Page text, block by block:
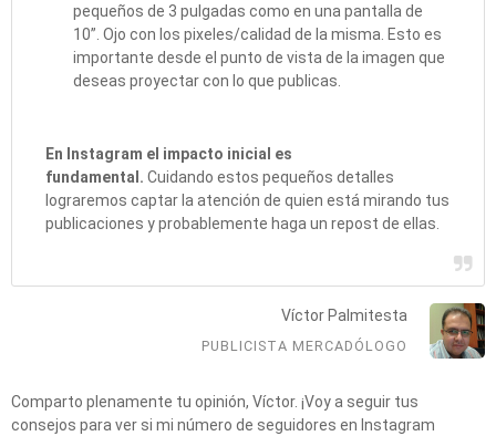
pequeños de 3 pulgadas como en una pantalla de
10”. Ojo con los pixeles/calidad de la misma. Esto es
importante desde el punto de vista de la imagen que
deseas proyectar con lo que publicas.
En Instagram el impacto inicial es
fundamental. Cuidando estos pequeños detalles
lograremos captar la atención de quien está mirando tus
publicaciones y probablemente haga un repost de ellas.
Víctor Palmitesta
PUBLICISTA MERCADÓLOGO
Comparto plenamente tu opinión, Víctor. ¡Voy a seguir tus
consejos para ver si mi número de seguidores en Instagram